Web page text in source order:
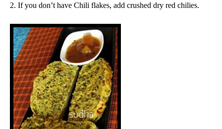
2. If you don’t have Chili flakes, add crushed dry red chilies.